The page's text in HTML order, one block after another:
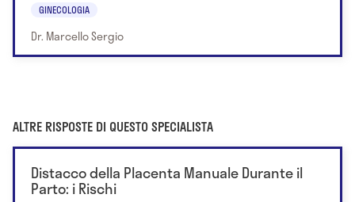
GINECOLOGIA
Dr. Marcello Sergio
ALTRE RISPOSTE DI QUESTO SPECIALISTA
Distacco della Placenta Manuale Durante il
Parto: i Rischi